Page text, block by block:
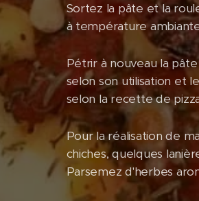
Sortez la pâte et la
à température
Pétrir à nouveau la
selon son utilisation et
selon la recette de
Pour la réalisation de
chiches, quelques
Parsemez d'herbes